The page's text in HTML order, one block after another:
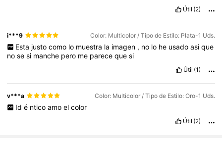
Útil (2)
i***9 Color: Multicolor / Tipo de Estilo: Plata-1 Uds.
Esta justo como lo muestra la imagen , no lo he usado asi que
nosesi manche pero me parecequesi
Útil (1)
v***a Color: Multicolor / Tipo de Estilo: Oro-1 Uds.
Id é ntico amo el color
Útil (2)